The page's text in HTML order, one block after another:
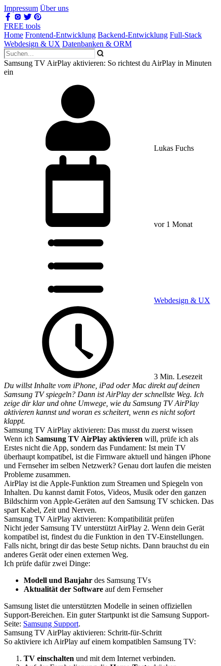
Impressum Über uns
FREE tools
Home Frontend-Entwicklung Backend-Entwicklung Full-Stack
Webdesign & UX Datenbanken & ORM
Samsung TV AirPlay aktivieren: So richtest du AirPlay in Minuten
ein
Lukas Fuchs
vor 1 Monat
Webdesign & UX
3 Min. Lesezeit
Du willst Inhalte vom iPhone, iPad oder Mac direkt auf deinen
Samsung TV spiegeln? Dann ist AirPlay der schnellste Weg. Ich
zeige dir klar und ohne Umwege, wie du Samsung TV AirPlay
aktivieren kannst und woran es scheitert, wenn es nicht sofort
klappt.
Samsung TV AirPlay aktivieren: Das musst du zuerst wissen
Wenn ich Samsung TV AirPlay aktivieren will, prüfe ich als
Erstes nicht die App, sondern das Fundament: Ist mein TV
überhaupt kompatibel, ist die Firmware aktuell und hängen iPhone
und Fernseher im selben Netzwerk? Genau dort laufen die meisten
Probleme zusammen.
AirPlay ist die Apple-Funktion zum Streamen und Spiegeln von
Inhalten. Du kannst damit Fotos, Videos, Musik oder den ganzen
Bildschirm von Apple-Geräten auf den Samsung TV schicken. Das
spart Kabel, Zeit und Nerven.
Samsung TV AirPlay aktivieren: Kompatibilität prüfen
Nicht jeder Samsung TV unterstützt AirPlay 2. Wenn dein Gerät
kompatibel ist, findest du die Funktion in den TV-Einstellungen.
Falls nicht, bringt dir das beste Setup nichts. Dann brauchst du ein
anderes Gerät oder einen externen Weg.
Ich prüfe dafür zwei Dinge:
Modell und Baujahr des Samsung TVs
Aktualität der Software auf dem Fernseher
Samsung listet die unterstützten Modelle in seinen offiziellen
Support-Bereichen. Ein guter Startpunkt ist die Samsung Support-
Seite: Samsung Support.
Samsung TV AirPlay aktivieren: Schritt-für-Schritt
So aktiviere ich AirPlay auf einem kompatiblen Samsung TV:
TV einschalten und mit dem Internet verbinden.